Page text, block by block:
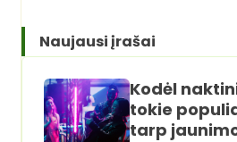
Naujausi įrašai
Kodėl
tokie
tarp